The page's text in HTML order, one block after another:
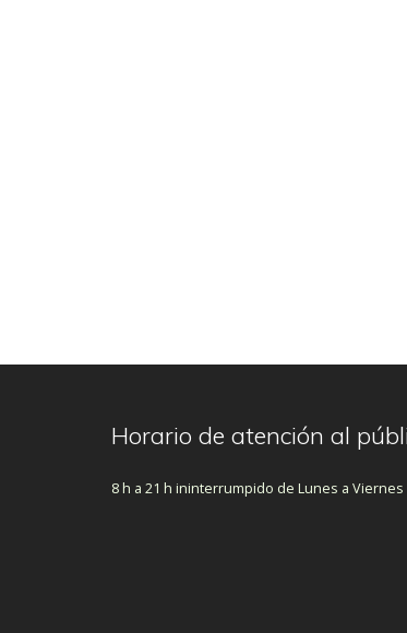
Horario de atención al
8 h a 21 h ininterrumpido de Lunes a Viernes